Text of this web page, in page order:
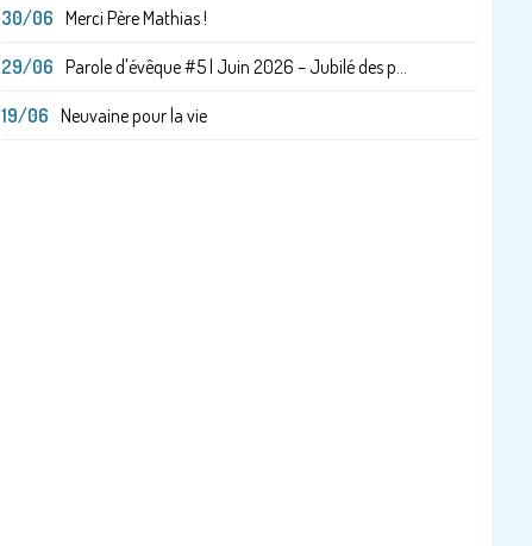
30/06 Merci Père Mathias !
29/06 Parole d'évêque #5 | Juin 2026 – Jubilé des p...
19/06 Neuvaine pour la vie